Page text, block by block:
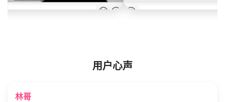
用户心声
林哥